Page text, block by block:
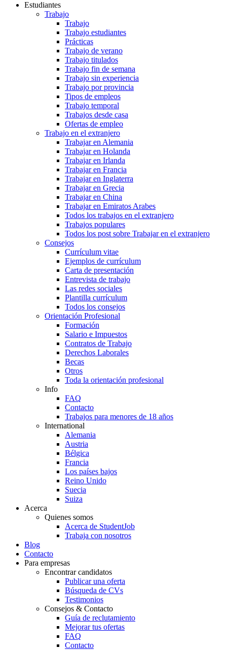
Estudiantes
Trabajo
Trabajo
Trabajo estudiantes
Prácticas
Trabajo de verano
Trabajo titulados
Trabajo fin de semana
Trabajo sin experiencia
Trabajo por provincia
Tipos de empleos
Trabajo temporal
Trabajos desde casa
Ofertas de empleo
Trabajo en el extranjero
Trabajar en Alemania
Trabajar en Holanda
Trabajar en Irlanda
Trabajar en Francia
Trabajar en Inglaterra
Trabajar en Grecia
Trabajar en China
Trabajar en Emiratos Arabes
Todos los trabajos en el extranjero
Trabajos populares
Todos los post sobre Trabajar en el extranjero
Consejos
Currículum vitae
Ejemplos de currículum
Carta de presentación
Entrevista de trabajo
Las redes sociales
Plantilla currículum
Todos los consejos
Orientación Profesional
Formación
Salario e Impuestos
Contratos de Trabajo
Derechos Laborales
Becas
Otros
Toda la orientación profesional
Info
FAQ
Contacto
Trabajos para menores de 18 años
International
Alemania
Austria
Bélgica
Francia
Los países bajos
Reino Unido
Suecia
Suiza
Acerca
Quienes somos
Acerca de StudentJob
Trabaja con nosotros
Blog
Contacto
Para empresas
Encontrar candidatos
Publicar una oferta
Búsqueda de CVs
Testimonios
Consejos & Contacto
Guía de reclutamiento
Mejorar tus ofertas
FAQ
Contacto